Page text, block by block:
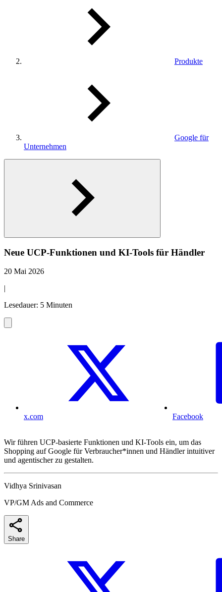
Produkte
Google für
Unternehmen
Neue UCP-Funktionen und KI-Tools für Händler
20 Mai 2026
|
Lesedauer: 5 Minuten
x.com Facebook
Wir führen UCP-basierte Funktionen und KI-Tools ein, um das
Shopping auf Google für Verbraucher*innen und Händler intuitiver
und agentischer zu gestalten.
Vidhya Srinivasan
VP/GM Ads and Commerce
Share